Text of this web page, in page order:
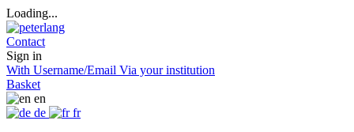
Loading...
Contact
Sign in
With Username/Email Via your institution
Basket
en
de
fr